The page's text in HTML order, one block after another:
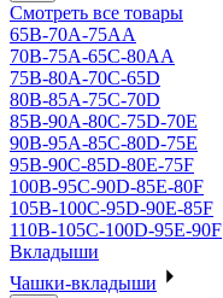
Смотреть все товары
65B-70A-75АА
70В-75А-65С-80АА
75В-80А-70С-65D
80В-85А-75С-70D
85В-90А-80С-75D-70E
90B-95A-85C-80D-75E
95B-90C-85D-80E-75F
100B-95C-90D-85E-80F
105B-100C-95D-90E-85F
110B-105C-100D-95E-90F
Вкладыши
Чашки-вкладыши